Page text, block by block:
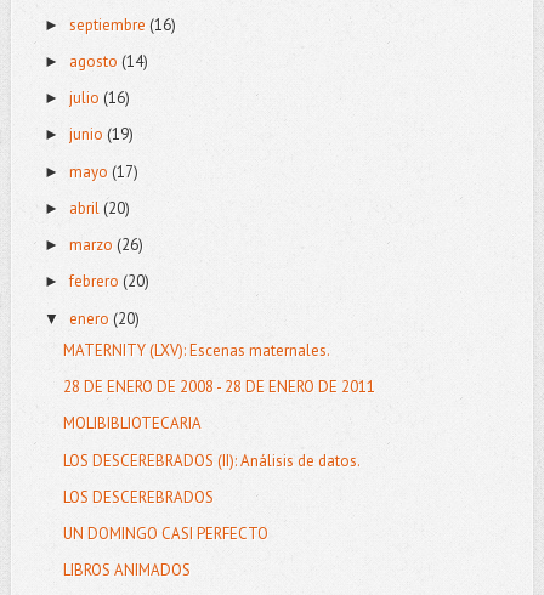
► septiembre (16)
► agosto (14)
► julio (16)
► junio (19)
► mayo (17)
► abril(20)
► marzo (26)
►febrero (20)
▼ enero (20)
MATERNITY (LXV): Escenas maternales.
28 DE ENERO DE 2008 - 28 DE ENERO DE 2011
MOLIBIBLIOTECARIA
LOS DESCEREBRADOS (II): Análisis de datos.
LOS DESCEREBRADOS
UN DOMINGO CASI PERFECTO
LIBROS ANIMADOS